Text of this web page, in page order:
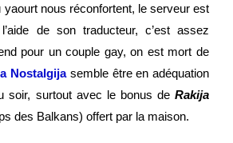
yaourt nous réconfortent, le serveur est
de son traducteur, c’est assez
pour un couple gay, on est mort de
Nostalgijasemble être en adéquation
soir, surtout avec le bonus de Rakija
des Balkans) offert par la maison.